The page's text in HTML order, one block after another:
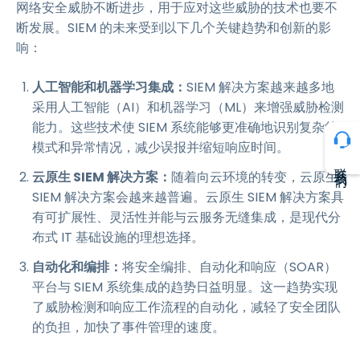
网络安全威胁不断进步，用于应对这些威胁的技术也要不
断发展。SIEM 的未来受到以下几个关键趋势和创新的影
响：
人工智能和机器学习集成： SIEM 解决方案越来越多地
采用人工智能（AI）和机器学习（ML）来增强威胁检测
能力。这些技术使 SIEM 系统能够更准确地识别复杂的
模式和异常情况，减少误报并缩短响应时间。
云原生 SIEM 解决方案： 随着向云环境的转变，云原生
SIEM 解决方案会越来越普遍。云原生 SIEM 解决方案具
有可扩展性、灵活性并能与云服务无缝集成，是现代分
布式 IT 基础设施的理想选择。
自动化和编排： 将安全编排、自动化和响应（SOAR）
平台与 SIEM 系统集成的趋势日益明显。这一趋势实现
了威胁检测和响应工作流程的自动化，减轻了安全团队
的负担，加快了事件管理的速度。